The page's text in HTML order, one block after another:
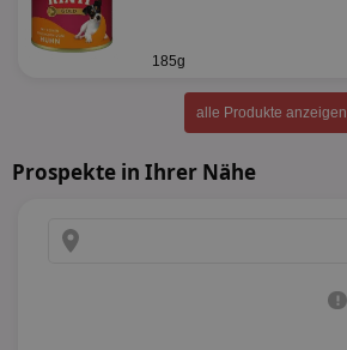
185g
alle Produkte anzeigen
Prospekte in Ihrer Nähe